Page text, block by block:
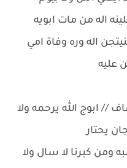
اله من مات ابويه
اله وره وفاة امي
عليه
// ابوج الله يرحمه ولا
يحتار
كبرنا لا سال ولا